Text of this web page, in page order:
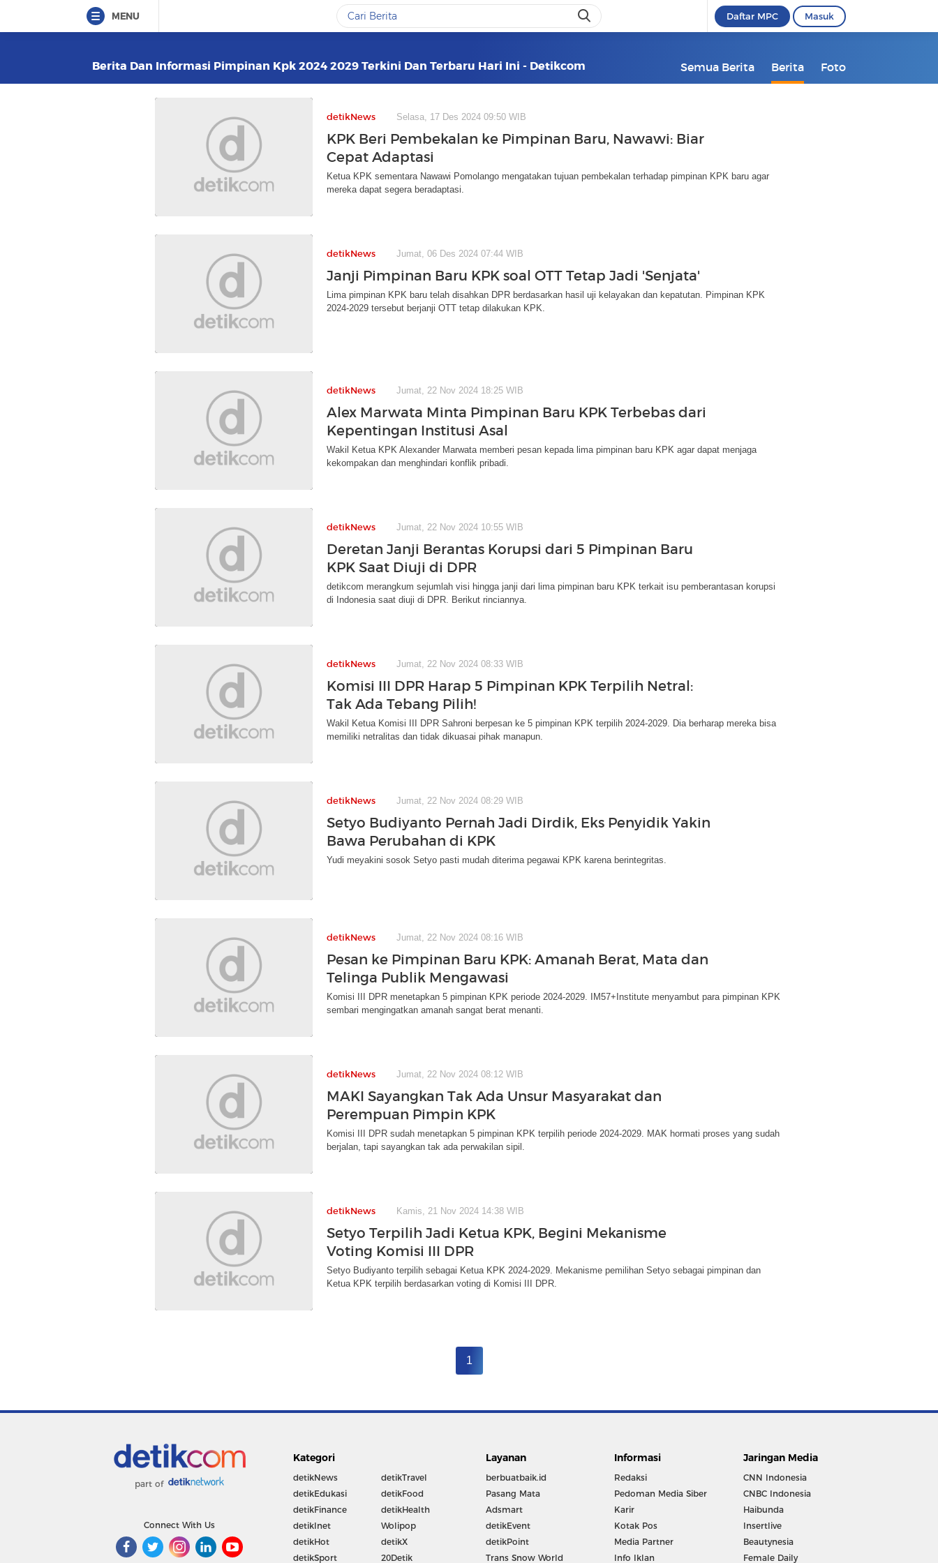
MENU Daftar MPC Masuk
Berita Dan Informasi Pimpinan Kpk 2024 2029 Terkini Dan Terbaru Hari Ini - Detikcom Semua Berita Berita Foto
detikNews Selasa, 17 Des 2024 09:50 WIB
KPK Beri Pembekalan ke Pimpinan Baru, Nawawi: Biar
Cepat Adaptasi
Ketua KPK sementara Nawawi Pomolango mengatakan tujuan pembekalan terhadap pimpinan KPK baru agar
mereka dapat segera beradaptasi.
detikNews Jumat, 06 Des 2024 07:44 WIB
Janji Pimpinan Baru KPK soal OTT Tetap Jadi 'Senjata'
Lima pimpinan KPK baru telah disahkan DPR berdasarkan hasil uji kelayakan dan kepatutan. Pimpinan KPK
2024-2029 tersebut berjanji OTT tetap dilakukan KPK.
detikNews Jumat, 22 Nov 2024 18:25 WIB
Alex Marwata Minta Pimpinan Baru KPK Terbebas dari
Kepentingan Institusi Asal
Wakil Ketua KPK Alexander Marwata memberi pesan kepada lima pimpinan baru KPK agar dapat menjaga
kekompakan dan menghindari konflik pribadi.
detikNews Jumat, 22 Nov 2024 10:55 WIB
Deretan Janji Berantas Korupsi dari 5 Pimpinan Baru
KPK Saat Diuji di DPR
detikcom merangkum sejumlah visi hingga janji dari lima pimpinan baru KPK terkait isu pemberantasan korupsi
di Indonesia saat diuji di DPR. Berikut rinciannya.
detikNews Jumat, 22 Nov 2024 08:33 WIB
Komisi III DPR Harap 5 Pimpinan KPK Terpilih Netral:
Tak Ada Tebang Pilih!
Wakil Ketua Komisi III DPR Sahroni berpesan ke 5 pimpinan KPK terpilih 2024-2029. Dia berharap mereka bisa
memiliki netralitas dan tidak dikuasai pihak manapun.
detikNews Jumat, 22 Nov 2024 08:29 WIB
Setyo Budiyanto Pernah Jadi Dirdik, Eks Penyidik Yakin
Bawa Perubahan di KPK
Yudi meyakini sosok Setyo pasti mudah diterima pegawai KPK karena berintegritas.
detikNews Jumat, 22 Nov 2024 08:16 WIB
Pesan ke Pimpinan Baru KPK: Amanah Berat, Mata dan
Telinga Publik Mengawasi
Komisi III DPR menetapkan 5 pimpinan KPK periode 2024-2029. IM57+Institute menyambut para pimpinan KPK
sembari mengingatkan amanah sangat berat menanti.
detikNews Jumat, 22 Nov 2024 08:12 WIB
MAKI Sayangkan Tak Ada Unsur Masyarakat dan
Perempuan Pimpin KPK
Komisi III DPR sudah menetapkan 5 pimpinan KPK terpilih periode 2024-2029. MAK hormati proses yang sudah
berjalan, tapi sayangkan tak ada perwakilan sipil.
detikNews Kamis, 21 Nov 2024 14:38 WIB
Setyo Terpilih Jadi Ketua KPK, Begini Mekanisme
Voting Komisi III DPR
Setyo Budiyanto terpilih sebagai Ketua KPK 2024-2029. Mekanisme pemilihan Setyo sebagai pimpinan dan
Ketua KPK terpilih berdasarkan voting di Komisi III DPR.
1
part of
Connect With Us
Kategori
detikNews
detikEdukasi
detikFinance
detikInet
detikHot
detikSport
detikTravel
detikFood
detikHealth
Wolipop
detikX
20Detik
Layanan
berbuatbaik.id
Pasang Mata
Adsmart
detikEvent
detikPoint
Trans Snow World
Informasi
Redaksi
Pedoman Media Siber
Karir
Kotak Pos
Media Partner
Info Iklan
Jaringan Media
CNN Indonesia
CNBC Indonesia
Haibunda
Insertlive
Beautynesia
Female Daily